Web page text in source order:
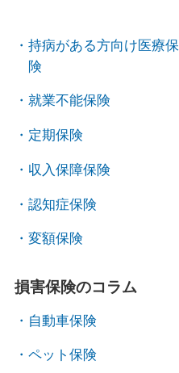
持病がある方向け医療保
険
就業不能保険
定期保険
収入保障保険
認知症保険
変額保険
損害保険のコラム
自動車保険
ペット保険